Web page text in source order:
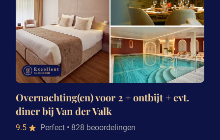
Overnachting(en) voor 2 + ontbijt + evt.
diner bij Van der Valk
9.5 Perfect • 828 beoordelingen